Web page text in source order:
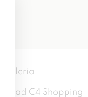
Galleria
C4 Shopping